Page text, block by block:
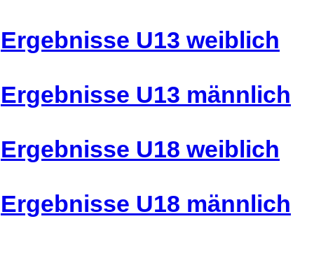
Ergebnisse U13 weiblich
Ergebnisse U13 männlich
Ergebnisse U18 weiblich
Ergebnisse U18 männlich